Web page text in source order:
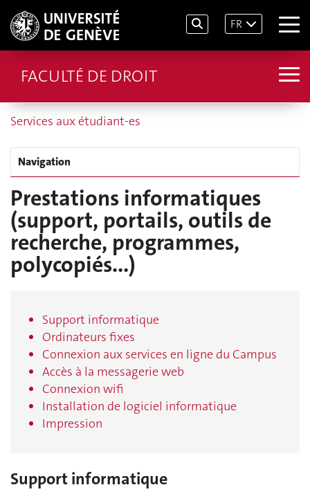
FR
FACULTÉ DE DROIT
Services aux étudiant-es
Navigation
Prestations informatiques
(support, portails, outils de
recherche, programmes,
polycopiés...)
Support informatique
Ordinateurs fixes
Connexion aux services en ligne du Campus
Accès à la messagerie web
Connexion wifi
Installation de logiciel informatique
Impression
Support informatique